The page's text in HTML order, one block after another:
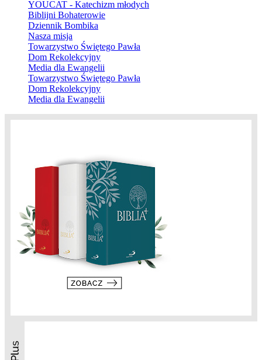
YOUCAT - Katechizm młodych
Biblijni Bohaterowie
Dziennik Bombika
Nasza misja
Towarzystwo Świętego Pawła
Dom Rekolekcyjny
Media dla Ewangelii
Towarzystwo Świętego Pawła
Dom Rekolekcyjny
Media dla Ewangelii